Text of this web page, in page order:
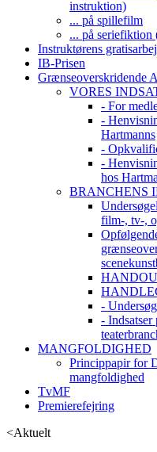
instruktion)
... på spillefilm
... på seriefiktion
Instruktørens
IB-Prisen
Grænseoverskridende
VORES
- For
-
Hartmanns
-
-
hos
BRANCHENS
film-, tv-,
-
-
MANGFOLDIGHED
Princippapir for
mangfoldighed
TvMF
Premierefejring
<Aktuelt